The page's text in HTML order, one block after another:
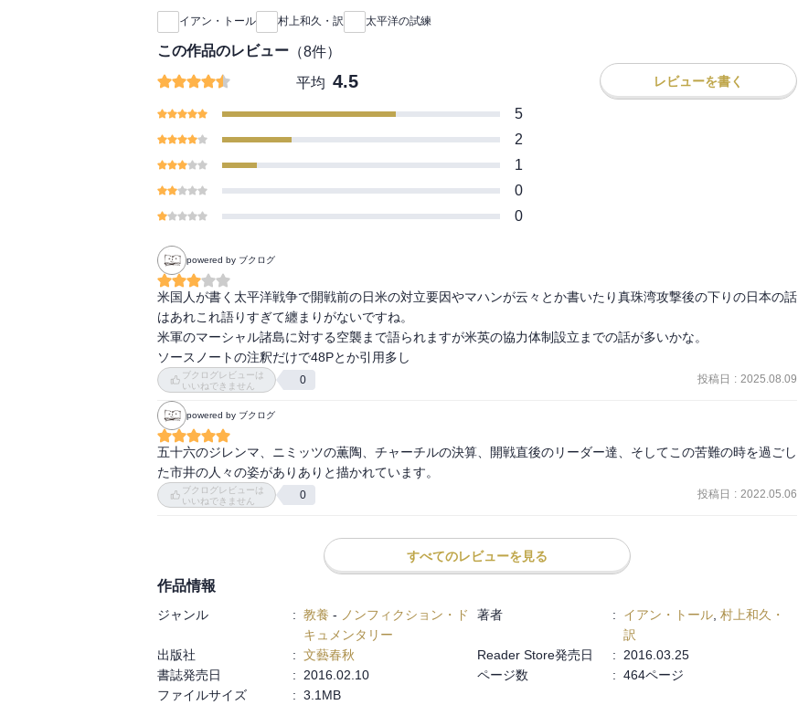
動き出した奔流のなかで、ニミッツ提督はミンダナオ島を迂回し
てレイテを攻撃するという劇的な大転換を決意。それに対し、超
戦艦武蔵と大和を擁する栗田提督は、レイテ侵攻に全力で対抗す
る動きを見せる。
太平洋戦争最後の艦隊決戦の幕が上がろうとしていた――。
か、この残虐行為がルメイの夜間無差別爆撃への転換を正当化
し、東京大空襲が実行された。
そしてついに沖縄上陸作戦がはじまり、日本海軍は名誉のためだ
けに最後の艦隊を出撃させる。援護する航空兵力も皆無、なすす
べなく海の藻屑と消える巨艦大和。敗北が不可避なことは日本軍
果たして日本をどう降伏させればいいのか。実はトラブルの連続
で薄氷を踏むように投下された長崎の原爆、そして野望をむき出
なぜ、負けたのか。
日米双方が体験した、太平洋の試練とは何だったのか。
アメリカ人著者だからこそ渉猟できた膨大な米国側資料から、私
たちにまったく新しい視点を提示し、大いなる問いを投げかける
巨弾戦史が、沖縄返還50周年の年に完結する――。
イアン・トール 村上和久・訳 太平洋の試練
この作品のレビュー （8件）
平均 4.5 レビューを書く
5
2
1
0
0
powered by ブクログ
米国人が書く太平洋戦争で開戦前の日米の対立要因やマハンが云々とか書いたり真珠湾攻撃後の下りの日本の話
はあれこれ語りすぎて纏まりがないですね。
米軍のマーシャル諸島に対する空襲まで語られますが米英の協力体制設立までの話が多いかな。
ソースノートの注釈だけで48Pとか引用多し
ブクログレビューは
いいねできません
0 投稿日 : 2025.08.09
powered by ブクログ
五十六のジレンマ、ニミッツの薫陶、チャーチルの決算、開戦直後のリーダー達、そしてこの苦難の時を過ごし
た市井の人々の姿がありありと描かれています。
ブクログレビューは
いいねできません
0 投稿日 : 2022.05.06
すべてのレビューを見る
作品情報
ジャンル : 教養 - ノンフィクション・ド
キュメンタリー
著者 : イアン・トール 村上和久・
訳
出版社
: 文藝春秋 Reader Store発売日 :
2016.03.25
書誌発売日
: 2016.02.10 ページ数 : 464ページ
ファイルサイズ
: 3.1MB